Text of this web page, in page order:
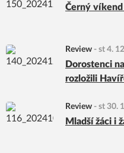
Černý víkend
Review - st 4.
Dorostenci
rozložili
Review - st 30.
Mladší žáci i